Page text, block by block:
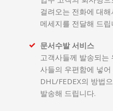
걸려오는 전화에 대
메세지를 전달해 드립
문서수발 서비스
고객사들께 발송되는
사들의 우편함에 넣
DHL/FEDEX의 방법
발송해 드립니다.